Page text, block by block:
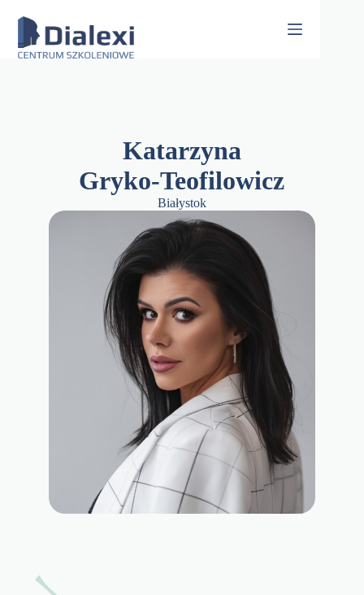
content
Katarzyna
Gryko-Teofilowicz
Białystok